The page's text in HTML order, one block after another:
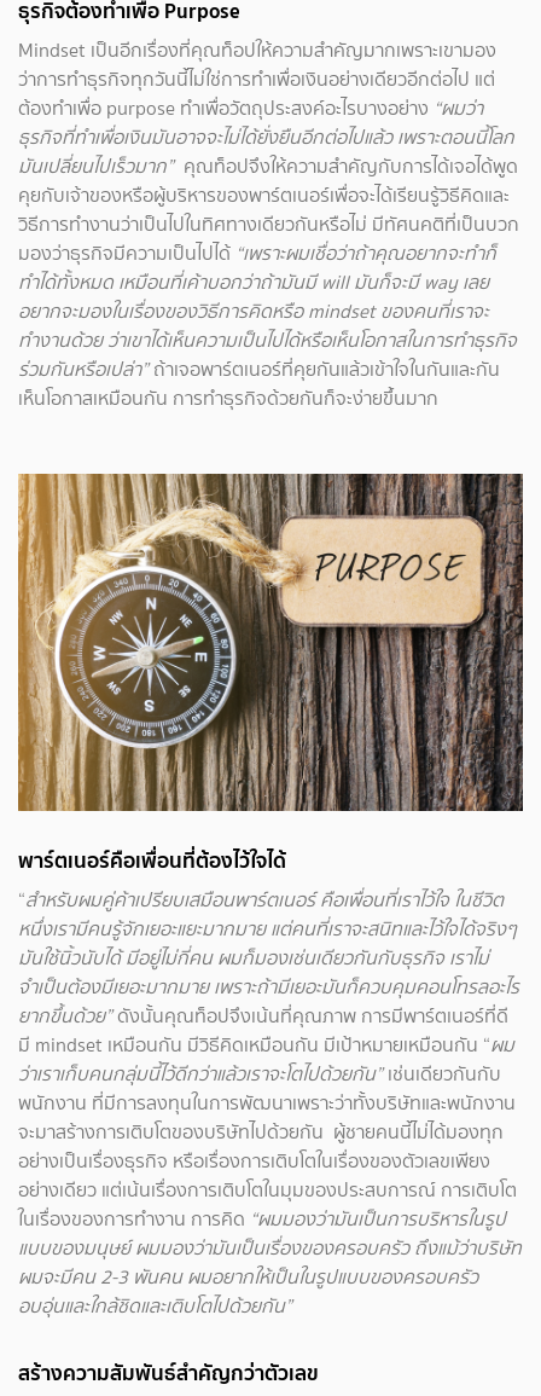
ธุรกิจต้องทำเพื่อ Purpose
Mindset เป็นอีกเรื่องที่คุณท็อปให้ความสำคัญมากเพราะเขามอง
ว่าการทำธุรกิจทุกวันนี้ไม่ใช่การทำเพื่อเงินอย่างเดียวอีกต่อไป แต่
ต้องทำเพื่อ purpose ทำเพื่อวัตถุประสงค์อะไรบางอย่าง “ผมว่า
ธุรกิจที่ทำเพื่อเงินมันอาจจะไม่ได้ยั่งยืนอีกต่อไปแล้ว เพราะตอนนี้โลก
มันเปลี่ยนไปเร็วมาก”คุณท็อปจึงให้ความสำคัญกับการได้เจอได้พูด
คุยกับเจ้าของหรือผู้บริหารของพาร์ตเนอร์เพื่อจะได้เรียนรู้วิธีคิดและ
วิธีการทำงานว่าเป็นไปในทิศทางเดียวกันหรือไม่ มีทัศนคติที่เป็นบวก
มองว่าธุรกิจมีความเป็นไปได้ “เพราะผมเชื่อว่าถ้าคุณอยากจะทำก็
ทำได้ทั้งหมด เหมือนที่เค้าบอกว่าถ้ามันมี will มันก็จะมี way เลย
อยากจะมองในเรื่องของวิธีการคิดหรือ mindset ของคนที่เราจะ
ทำงานด้วย ว่าเขาได้เห็นความเป็นไปได้หรือเห็นโอกาสในการทำธุรกิจ
ร่วมกันหรือเปล่า”ถ้าเจอพาร์ตเนอร์ที่คุยกันแล้วเข้าใจในกันและกัน
เห็นโอกาสเหมือนกัน การทำธุรกิจด้วยกันก็จะง่ายขึ้นมาก
พาร์ตเนอร์คือเพื่อนที่ต้องไว้ใจได้
“สำหรับผมคู่ค้าเปรียบเสมือนพาร์ตเนอร์ คือเพื่อนที่เราไว้ใจ ในชีวิต
หนึ่งเรามีคนรู้จักเยอะแยะมากมาย แต่คนที่เราจะสนิทและไว้ใจได้จริงๆ
มันใช้นิ้วนับได้ มีอยู่ไม่กี่คน ผมก็มองเช่นเดียวกันกับธุรกิจ เราไม่
จำเป็นต้องมีเยอะมากมาย เพราะถ้ามีเยอะมันก็ควบคุมคอนโทรลอะไร
ยากขึ้นด้วย”ดังนั้นคุณท็อปจึงเน้นที่คุณภาพ การมีพาร์ตเนอร์ที่ดี
มี mindset เหมือนกัน มีวิธีคิดเหมือนกัน มีเป้าหมายเหมือนกัน “ผม
ว่าเราเก็บคนกลุ่มนี้ไว้ดีกว่าแล้วเราจะโตไปด้วยกัน”เช่นเดียวกันกับ
พนักงาน ที่มีการลงทุนในการพัฒนาเพราะว่าทั้งบริษัทและพนักงาน
จะมาสร้างการเติบโตของบริษัทไปด้วยกัน ผู้ชายคนนี้ไม่ได้มองทุก
อย่างเป็นเรื่องธุรกิจ หรือเรื่องการเติบโตในเรื่องของตัวเลขเพียง
อย่างเดียว แต่เน้นเรื่องการเติบโตในมุมของประสบการณ์ การเติบโต
ในเรื่องของการทำงาน การคิด “ผมมองว่ามันเป็นการบริหารในรูป
แบบของมนุษย์ ผมมองว่ามันเป็นเรื่องของครอบครัว ถึงแม้ว่าบริษัท
ผมจะมีคน 2-3 พันคน ผมอยากให้เป็นในรูปแบบของครอบครัว
อบอุ่นและใกล้ชิดและเติบโตไปด้วยกัน”
สร้างความสัมพันธ์สำคัญกว่าตัวเลข